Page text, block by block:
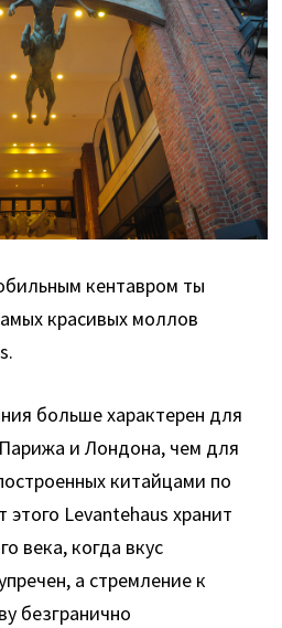
кентавром ты
красивых моллов
больше характерен для
и Лондона, чем для
китайцами по
Levantehaus хранит
века, когда вкус
а стремление к
безгранично